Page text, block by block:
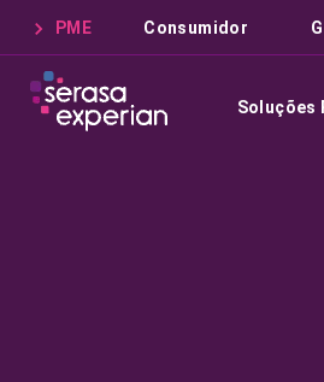
PME Consumidor
Soluções